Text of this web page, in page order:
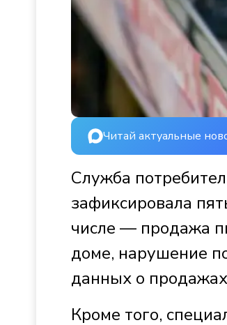
Читай актуальные
Служба
зафиксировала
числе — продажа
доме, нарушение
данных о
Кроме того,